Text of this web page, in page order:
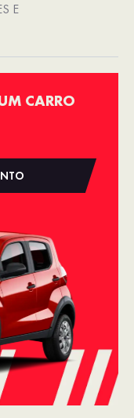
E
CARRO